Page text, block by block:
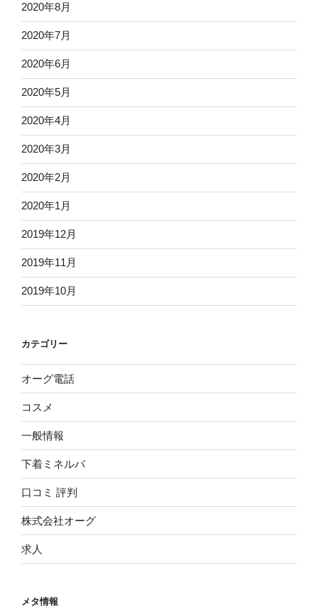
2020年8月
2020年7月
2020年6月
2020年5月
2020年4月
2020年3月
2020年2月
2020年1月
2019年12月
2019年11月
2019年10月
カテゴリー
オーグ電話
コスメ
一般情報
下着ミネルバ
口コミ 評判
株式会社オーグ
求人
メタ情報